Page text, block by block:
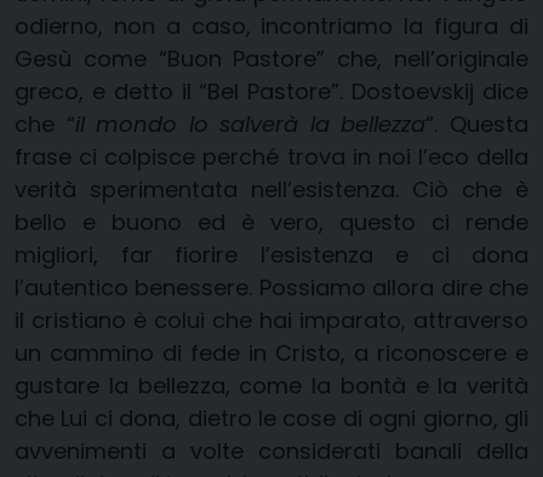
odierno, non a caso, incontriamo la figura di
Gesù come “Buon Pastore” che, nell’originale
greco, e detto il “Bel Pastore”. Dostoevskij dice
che “il mondo lo salverà la bellezza“. Questa
frase ci colpisce perché trova in noi l’eco della
verità sperimentata nell’esistenza. Ciò che è
bello e buono ed è vero, questo ci rende
migliori, far fiorire l’esistenza e ci dona
l’autentico benessere. Possiamo allora dire che
il cristiano è colui che hai imparato, attraverso
un cammino di fede in Cristo, a riconoscere e
gustare la bellezza, come la bontà e la verità
che Lui ci dona, dietro le cose di ogni giorno, gli
avvenimenti a volte considerati banali della